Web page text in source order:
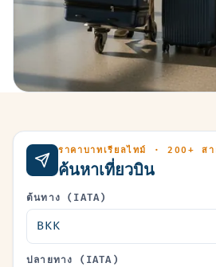
ราคาบาทเรียลไทม์ · 200+ สา
ค้นหาเที่ยวบิน
ต้นทาง (IATA)
ปลายทาง (IATA)